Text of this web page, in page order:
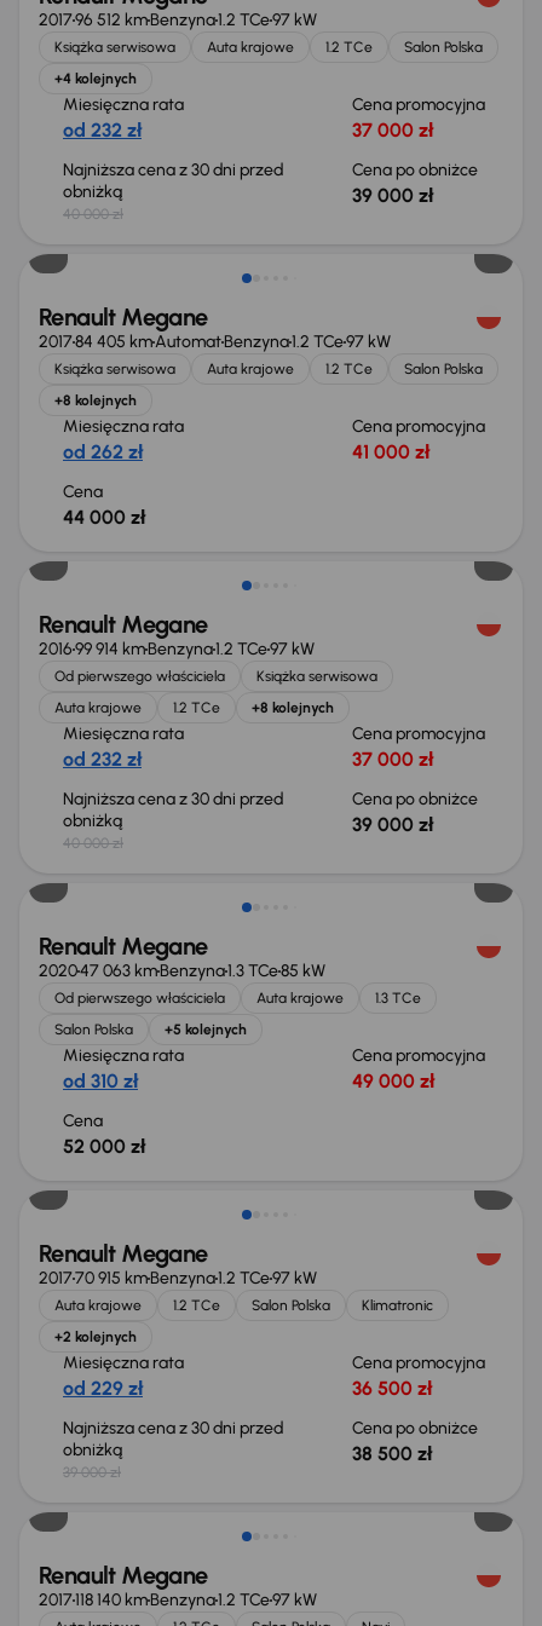
201796 512 kmBenzyna1.2 TCe97 kW
Książka serwisowa Auta krajowe 1.2 TCe
Salon Polska
+4 kolejnych
Miesięczna rata
od 232 zł
Cena promocyjna
37 000 zł
Najniższa cena z 30 dni przed
obniżką
40 000 zł
Cena po obniżce
39 000 zł
Renault Megane
201784 405 kmAutomatBenzyna1.2 TCe97 kW
Książka serwisowa Auta krajowe 1.2 TCe
Salon Polska
+8 kolejnych
Miesięczna rata
od 262 zł
Cena promocyjna
41 000 zł
Cena
44 000 zł
Renault Megane
201699 914 kmBenzyna1.2 TCe97 kW
Od pierwszego właściciela
Książka serwisowa
Auta krajowe
1.2 TCe +8 kolejnych
Miesięczna rata
od 232 zł
Cena promocyjna
37 000 zł
Najniższa cena z 30 dni przed
obniżką
40 000 zł
Cena po obniżce
39 000 zł
Renault Megane
202047 063 kmBenzyna1.3 TCe85 kW
Od pierwszego właściciela Auta krajowe
1.3 TCe
Salon Polska
+5 kolejnych
Miesięczna rata
od 310 zł
Cena promocyjna
49 000 zł
Cena
52 000 zł
Taniej o 500 zł
Renault Megane
201770 915 kmBenzyna1.2 TCe97 kW
Auta krajowe 1.2 TCe Salon Polska
Klimatronic
+2 kolejnych
Miesięczna rata
od 229 zł
Cena promocyjna
36 500 zł
Najniższa cena z 30 dni przed
obniżką
39 000 zł
Cena po obniżce
38 500 zł
Renault Megane
2017118 140 kmBenzyna1.2 TCe97 kW